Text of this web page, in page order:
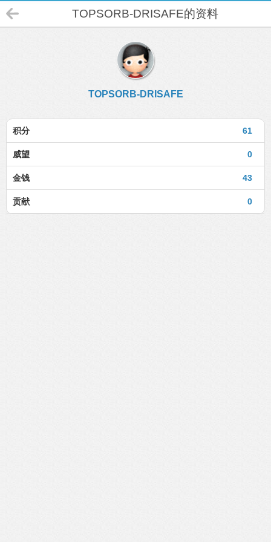
TOPSORB-DRISAFE的资料
TOPSORB-DRISAFE
61
积分
0
威望
43
金钱
0
贡献